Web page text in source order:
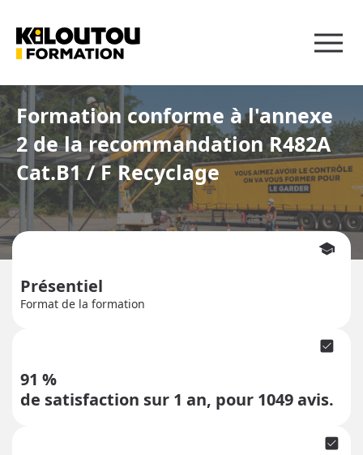
Formation conforme à l'annexe
2 de la recommandation R482A
Cat.B1 / F Recyclage
Présentiel
Format de la formation
school
91 %
de satisfaction sur 1 an, pour 1049avis.
check_box
check_box